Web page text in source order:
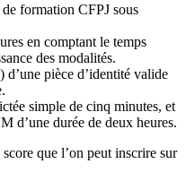
formation CFPJ sous
en comptant le temps
des modalités.
pièce d’identité valide
simple de cinq minutes, et
d’une durée de deux heures.
que l’on peut inscrire sur